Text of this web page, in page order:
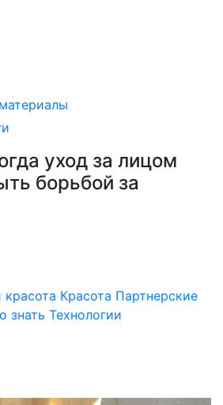
уход за лицом
борьбой за
Красота Партнерские
знать Технологии